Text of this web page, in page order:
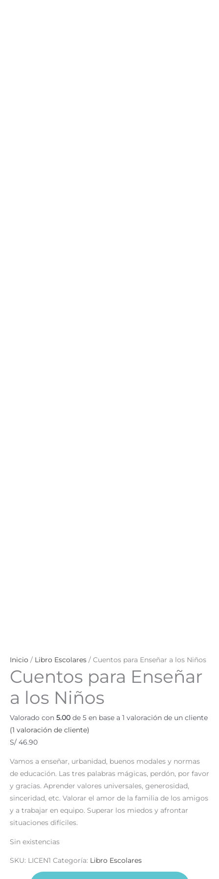
Inicio / Libro Escolares / Cuentos para Enseñar a los Niños
Cuentos para Enseñar
a los Niños
Valorado con 5.00 de 5 en base a 1 valoración de un cliente
(1 valoración de cliente)
S/ 46.90
Vamos a enseñar, urbanidad, buenos modales y normas
de educación. Las tres palabras mágicas, perdón, por favor
y gracias. Aprender valores universales, generosidad,
sinceridad, etc. Valorar el amor de la familia de los amigos
y a trabajar en equipo. Superar los miedos y afrontar
situaciones difíciles.
Sin existencias
SKU: LICEN1 Categoría: Libro Escolares